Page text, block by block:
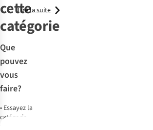
cette
catégorie
Que
pouvez
vous
faire?
• Essayez la
catégorie
une vibe
cool-girl
looks du quotidien. Boutonnez-la
soigneusement sur un pantalon élégant, ou
portez-la oversized et ouverte sur un top simple
votre journée.
Lire la suite